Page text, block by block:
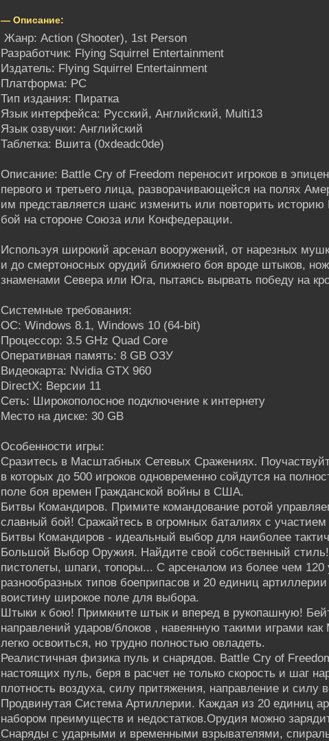
— Описание:
Жанр: Action (Shooter), 1st Person
Разработчик: Flying Squirrel Entertainment
Издатель: Flying Squirrel Entertainment
Платформа: PC
Тип издания: Пиратка
Язык интерфейса: Русский, Английский, Multi13
Язык озвучки: Английский
Таблетка: Вшита (0xdeadc0de)
Описание: Battle Cry of Freedom переносит игроков в
первого и третьего лица, разворачивающейся на полях
им представляется шанс изменить или повторить
бой на стороне Союза или Конфедерации.
Используя широкий арсенал вооружений, от нарезных
и до смертоносных орудий ближнего боя вроде штыков,
знаменами Севера или Юга, пытаясь вырвать победу на
Системные требования:
ОС: Windows 8.1, Windows 10 (64-bit)
Процессор: 3.5 GHz Quad Core
Оперативная память: 8 GB ОЗУ
Видеокарта: Nvidia GTX 960
DirectX: Версии 11
Сеть: Широкополосное подключение к интернету
Место на диске: 30 GB
Особенности игры:
Сразитесь в Масштабных Сетевых Сражениях.
в которых до 500 игроков одновременно сойдутся на
поле боя времен Гражданской войны в США.
Битвы Командиров. Примите командование ротой
славный бой! Сражайтесь в огромных баталиях с
Битвы Командиров - идеальный выбор для наиболее
Большой Выбор Оружия. Найдите свой собственный
пистолеты, шпаги, топоры... С арсеналом из более чем
разнообразных типов боеприпасов и 20 единиц
воистину широкое поле для выбора.
Штыки к бою! Примкните штык и вперед в рукопашную!
направлений ударов/блоков , навеянную такими играми как
легко освоиться, но трудно полностью овладеть.
Реалистичная физика пуль и снарядов. Battle Cry of
настоящих пуль, беря в расчет не только скорость и шаг
плотность воздуха, силу притяжения, направление и силу
Продвинутая Система Артиллерии. Каждая из 20 единиц
набором преимуществ и недостатков.Орудия можно
Снаряды с ударными и временными взрывателями,